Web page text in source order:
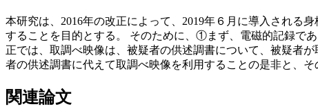
本研究は、2016年の改正によって、2019年６月に導入される
することを目的とする。 そのために、①まず、電磁的記録で
正では、取調べ映像は、被疑者の供述調書について、被疑者
者の供述調書に代えて取調べ映像を利用することの是非と、そ
関連論文